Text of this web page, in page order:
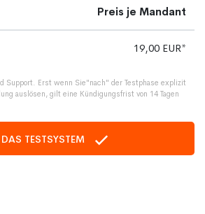
Preis je Mandant
19,00 EUR*
Support. Erst wenn Sie"nach" der Testphase explizit
auslösen, gilt eine Kündigungsfrist von 14 Tagen
TESTSYSTEM